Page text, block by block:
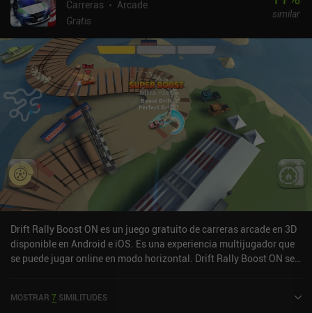
delante, ralentizar el tiempo o ralentizar nuestro dron. Los
controles son excelentes, desde el toque hasta la inclinación,
personalizables. Las pistas también están bien diseñadas y, a
medida que avanzamos, se introducen obstáculos desafiantes y
atajos difíciles de superar pero muy gratificantes. El único
inconveniente es que las primeras pistas son demasiado fáciles y
nuestro dron demasiado lento. Entre nivel y nivel, gastamos el
dinero que ganamos con el juego en mejorar nuestras habilidades,
comprar drones completamente nuevos y adquirir cosméticos.
Todo ello es una buena razón para progresar. CYGRAM se
monetiza mediante iAPs para cosméticos y más de la moneda que
también ganamos con el juego. Es sin duda uno de los mejores
juegos de carreras arcade para móviles, y un éxito sorpresa para
mí. Las vibraciones son contundentes, los efectos especiales
geniales y la jugabilidad una recomendación fácil para cualquiera
que ame este género.
Carreras
Arcade
Gratis
similar
Drift Rally Boost ON es un juego gratuito de carreras arcade en 3D
disponible en Android e iOS. Es una experiencia multijugador que
se puede jugar online en modo horizontal. Drift Rally Boost ON se
MOSTRAR 7 SIMILITUDES